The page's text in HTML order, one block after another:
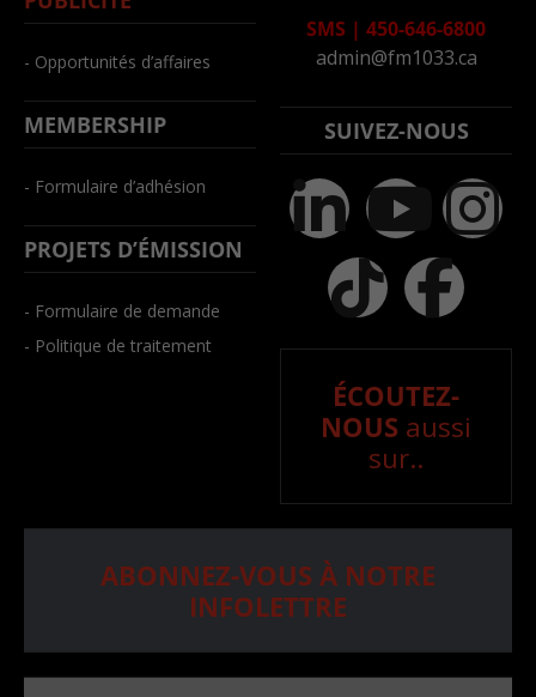
- Opportunités d’affaires
MEMBERSHIP
- Formulaire d’adhésion
PROJETS D’ÉMISSION
- Formulaire de demande
- Politique de traitement
SMS | 450-646-6800
admin@fm1033.ca
SUIVEZ-NOUS
ÉCOUTEZ-
NOUS aussi
sur..
ABONNEZ-VOUS À NOTRE
INFOLETTRE